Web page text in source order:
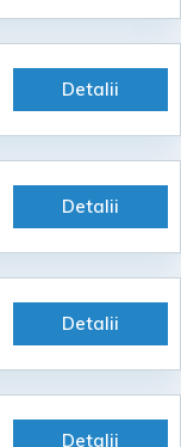
Detalii
Detalii
Detalii
Detalii